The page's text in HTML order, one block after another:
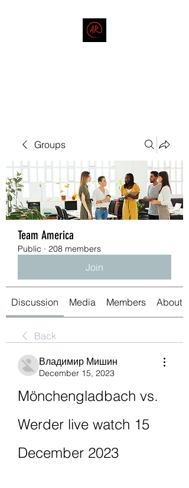
Groups
Team America
Public · 208 members
Join
Discussion Media Members About
Back
Владимир Мишин
December 15, 2023
Mönchengladbach vs.
Werder live watch 15
December 2023